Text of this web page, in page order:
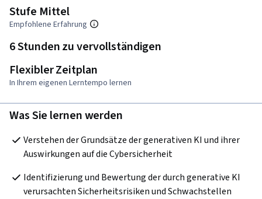
Stufe Mittel
Empfohlene Erfahrung
6 Stunden zu vervollständigen
Flexibler Zeitplan
In Ihrem eigenen Lerntempo lernen
Was Sie lernen werden
Verstehen der Grundsätze der generativen KI und ihrer
Auswirkungen auf die Cybersicherheit
Identifizierung und Bewertung der durch generative KI
verursachten Sicherheitsrisiken und Schwachstellen